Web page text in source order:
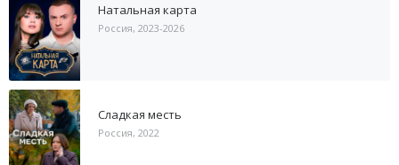
Натальная карта
Россия, 2023-2026
Сладкая месть
Россия, 2022